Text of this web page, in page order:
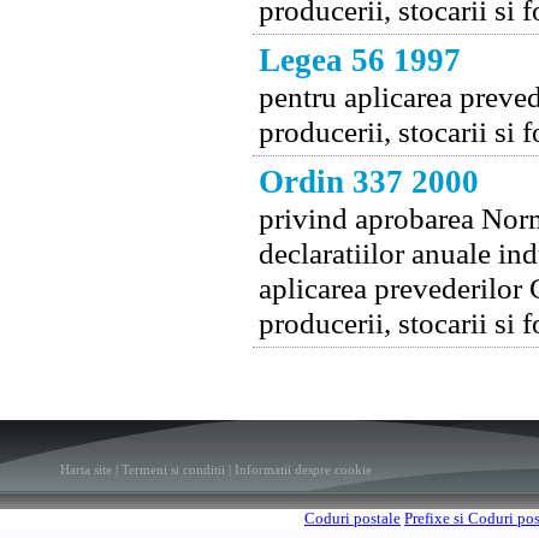
producerii, stocarii si
Legea 56 1997
pentru aplicarea
producerii, stocarii si
Ordin 337 2000
privind aprobarea
declaratiilor anuale
aplicarea
producerii, stocarii si
Harta site Termeni si conditii Informatii despre cookie
Coduri postale Prefixe si Coduri